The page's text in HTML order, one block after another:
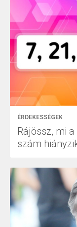
ÉRDEKESSÉGEK
Rájössz, mi
szám